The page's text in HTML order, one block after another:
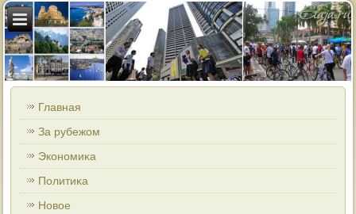
Главная
За рубежом
Экономиκа
Политиκа
Новοе